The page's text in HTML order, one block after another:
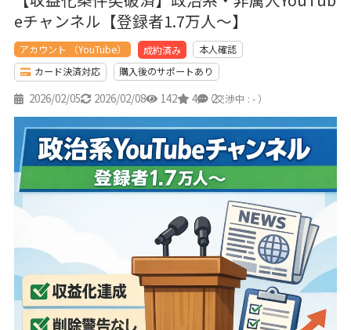
eチャンネル【登録者1.7万人〜】
アカウント （YouTube） 成約済み
本人確認
カード決済対応
購入後のサポートあり
2026/02/05 2026/02/08 142 4 2
（交渉中 : - ）